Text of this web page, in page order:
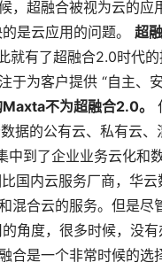
，超融合被视为云的
是云应用的问题。 超
有了超融合2.0时代的
于为客户提供 “自主、
不为超融合2.0。
据的公有云、私有云
中到了企业业务云化
国内云服务厂商，华
混合云的服务。但是
角度，很多时候，没
合是一个非常时候的